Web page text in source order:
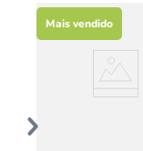
Mais vendido